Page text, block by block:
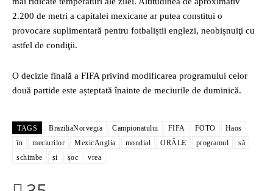
2.200 de metri a capitalei mexicane ar putea constitui o
provocare suplimentară pentru fotbaliștii englezi, neobișnuiţi cu
astfel de condiţii.
O decizie finală a FIFA privind modificarea programului celor
două partide este așteptată înainte de meciurile de duminică.
TAGS BraziliaNorvegia Campionatului FIFA FOTO
Haos
în
meciurilor MexicAnglia mondial ORĂLE programul
să
schimbe
și șoc vrea